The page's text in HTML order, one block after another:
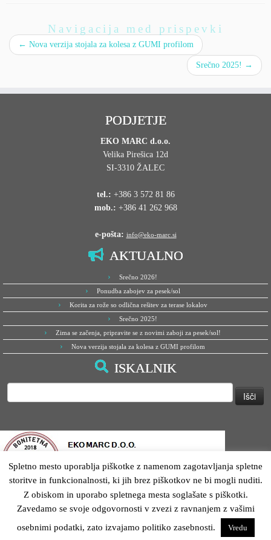
Navigacija med prispevki
← Nova verzija stojala za kolesa z GUMI profilom
Srečno 2025! →
PODJETJE
EKO MARC d.o.o.
Velika Pirešica 12d
SI-3310 ŽALEC
tel.: +386 3 572 81 86
mob.: +386 41 262 968
e-pošta: info@eko-marc.si
AKTUALNO
Srečno 2026!
Ponudba zabojev za pesek/sol
Korita za rože so odlična rešitev za terase lokalov
Srečno 2025!
Zima se začenja, pripravite se z novimi zaboji za pesek/sol!
Nova verzija stojala za kolesa z GUMI profilom
ISKALNIK
Spletno mesto uporablja piškotke z namenom zagotavljanja spletne
storitve in funkcionalnosti, ki jih brez piškotkov ne bi mogli nuditi.
Z obiskom in uporabo spletnega mesta soglašate s piškotki.
Zavedamo se svoje odgovornosti v zvezi z ravnanjem z vašimi
osebnimi podatki, zato izvajamo politiko zasebnosti.
Vredu